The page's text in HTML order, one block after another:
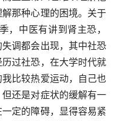
那种心理的困境。关于
，中医有讲到肾主恐，
调都会出现，其中社恐
过社恐，在大学时代就
比较热爱运动，自己也
还是对症状的缓解有一
定的障碍，显得容易紧